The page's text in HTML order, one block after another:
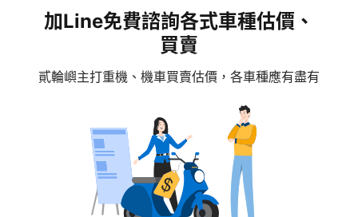
加Line免費諮詢各式車種估價、
買賣
貳輪嶼主打重機、機車買賣估價，各車種應有盡有
機車知識 2025-12-29